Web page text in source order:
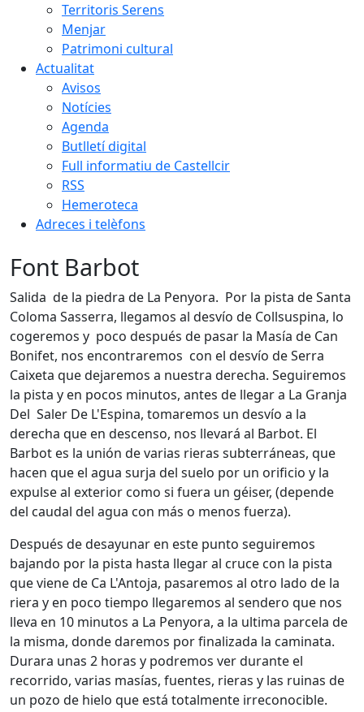
Territoris Serens
Menjar
Patrimoni cultural
Actualitat
Avisos
Notícies
Agenda
Butlletí digital
Full informatiu de Castellcir
RSS
Hemeroteca
Adreces i telèfons
Font Barbot
Salida de la piedra de La Penyora. Por la pista de Santa
Coloma Sasserra, llegamos al desvío de Collsuspina, lo
cogeremos y poco después de pasar la Masía de Can
Bonifet, nos encontraremos con el desvío de Serra
Caixeta que dejaremos a nuestra derecha. Seguiremos
la pista y en pocos minutos, antes de llegar a La Granja
Del Saler De L'Espina, tomaremos un desvío a la
derecha que en descenso, nos llevará al Barbot. El
Barbot es la unión de varias rieras subterráneas, que
hacen que el agua surja del suelo por un orificio y la
expulse al exterior como si fuera un géiser, (depende
del caudal del agua con más o menos fuerza).
Después de desayunar en este punto seguiremos
bajando por la pista hasta llegar al cruce con la pista
que viene de Ca L'Antoja, pasaremos al otro lado de la
riera y en poco tiempo llegaremos al sendero que nos
lleva en 10 minutos a La Penyora, a la ultima parcela de
la misma, donde daremos por finalizada la caminata.
Durara unas 2 horas y podremos ver durante el
recorrido, varias masías, fuentes, rieras y las ruinas de
un pozo de hielo que está totalmente irreconocible.